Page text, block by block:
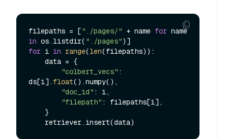
filepaths = ["./pages/" + name for
name
in os.listdir( "./pages"
for i in range(len(filepaths)):
"colbert_vecs" :
ds[i].float().numpy(),
"doc_id" : i,
"filepath" : filepaths[i],